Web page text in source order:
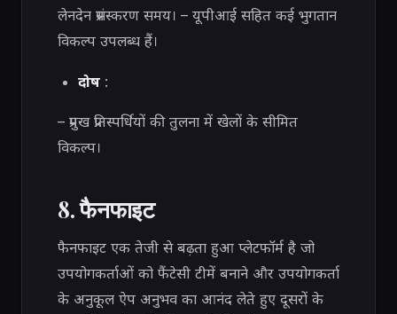
लेनदेन प्रसंस्करण समय। – यूपीआई सहित कई भुगतान
विकल्प उपलब्ध हैं।
दोष:
– प्रमुख प्रतिस्पर्धियों की तुलना में खेलों के सीमित
विकल्प।
8. फैनफाइट
फैनफाइट एक तेजी से बढ़ता हुआ प्लेटफॉर्म है जो
उपयोगकर्ताओं को फैंटेसी टीमें बनाने और उपयोगकर्ता
के अनुकूल ऐप अनुभव का आनंद लेते हुए दूसरों के